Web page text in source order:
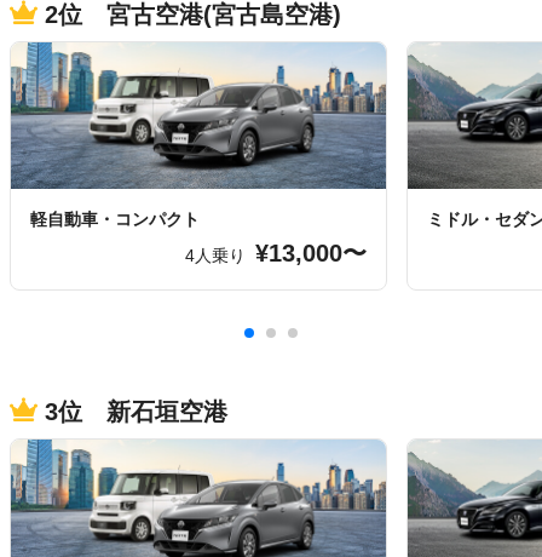
2位 宮古空港(宮古島空港)
軽自動車・コンパクト
4人乗り
¥13,000〜
ミドル・セダ
3位 新石垣空港